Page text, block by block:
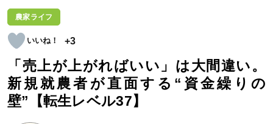
農家ライフ
+3
「売上が上がればいい」は大間違い。
新規就農者が直面する“資金繰りの
壁”【転生レベル37】